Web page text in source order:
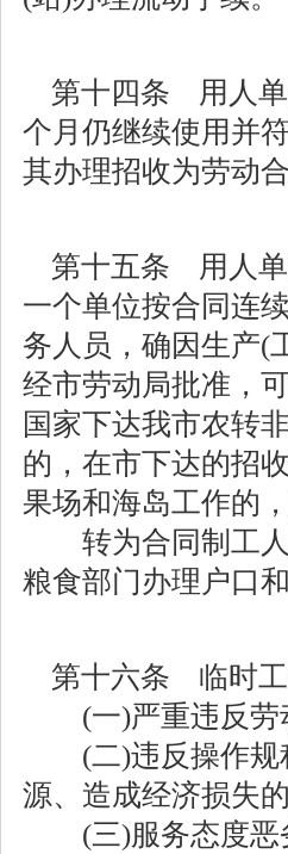
第十四条 用人单
个月仍继续使用并
其办理招收为劳动
第十五条 用人单
一个单位按合同连
务人员，确因生产(
经市劳动局批准，
国家下达我市农转
的，在市下达的招
果场和海岛工作的
转为合同制工人
粮食部门办理户口
第十六条 临时工
(一)严重违反劳
(二)违反操作规
源、造成经济损失的
(三)服务态度恶